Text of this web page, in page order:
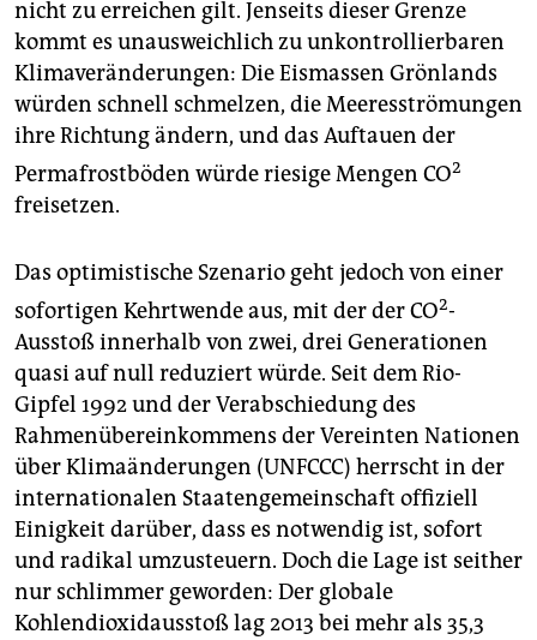
nicht zu erreichen gilt. Jenseits dieser Grenze
kommt es unausweichlich zu unkontrollierbaren
Klimaveränderungen: Die Eismassen Grönlands
würden schnell schmelzen, die Meeresströmungen
ihre Richtung ändern, und das Auftauen der
Permafrostböden würde riesige Mengen CO2
freisetzen.
Das optimistische Szenario geht jedoch von einer
sofortigen Kehrtwende aus, mit der der CO2-
Ausstoß innerhalb von zwei, drei Generationen
quasi auf null reduziert würde. Seit dem Rio-
Gipfel 1992 und der Verabschiedung des
Rahmenübereinkommens der Vereinten Nationen
über Klimaänderungen (UNFCCC) herrscht in der
internationalen Staatengemeinschaft offiziell
Einigkeit darüber, dass es notwendig ist, sofort
und radikal umzusteuern. Doch die Lage ist seither
nur schlimmer geworden: Der globale
Kohlendioxidausstoß lag 2013 bei mehr als 35,3